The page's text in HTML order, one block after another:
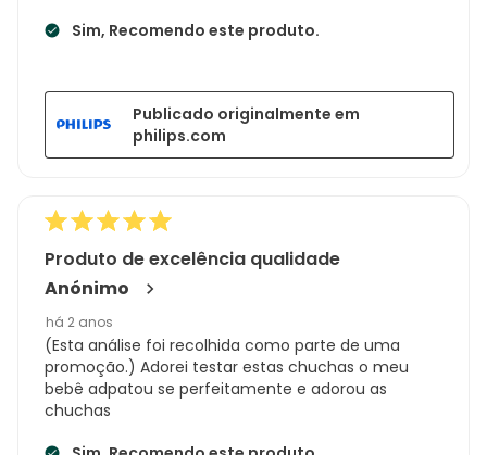
Sim, Recomendo este produto.
Publicado originalmente em
philips.com
Produto de excelência qualidade
Anónimo
há 2 anos
(Esta análise foi recolhida como parte de uma
promoção.) Adorei testar estas chuchas o meu
bebê adpatou se perfeitamente e adorou as
chuchas